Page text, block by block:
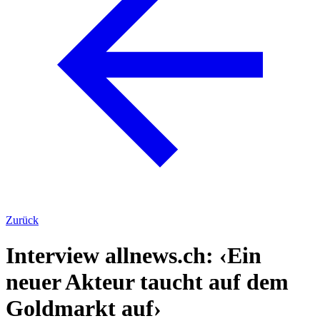
Zurück
Interview allnews.ch: ‹Ein
neuer Akteur taucht auf dem
Goldmarkt auf›